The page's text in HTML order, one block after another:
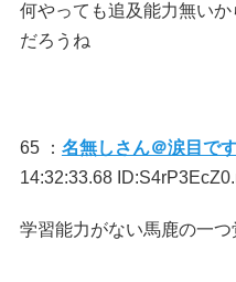
何やっても追及能力無い
だろうね
65 ： 名無しさん＠涙目です
14:32:33.68
学習能力がない馬鹿の一